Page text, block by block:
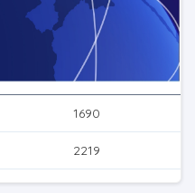
1690
2219